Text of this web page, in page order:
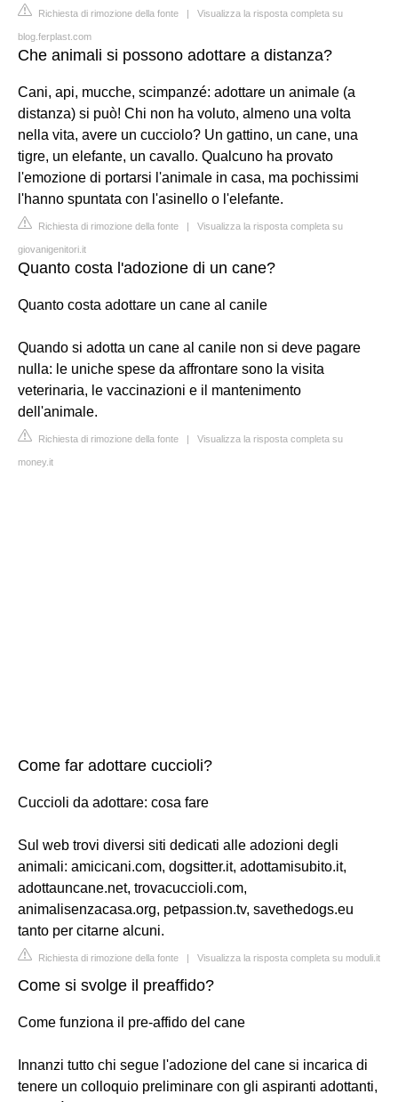
Richiesta di rimozione della fonte | Visualizza la risposta completa su
blog.ferplast.com
Che animali si possono adottare a distanza?
Cani, api, mucche, scimpanzé: adottare un animale (a
distanza) si può! Chi non ha voluto, almeno una volta
nella vita, avere un cucciolo? Un gattino, un cane, una
tigre, un elefante, un cavallo. Qualcuno ha provato
l'emozione di portarsi l'animale in casa, ma pochissimi
l'hanno spuntata con l'asinello o l'elefante.
Richiesta di rimozione della fonte | Visualizza la risposta completa su
giovanigenitori.it
Quanto costa l'adozione di un cane?
Quanto costa adottare un cane al canile
Quando si adotta un cane al canile non si deve pagare
nulla: le uniche spese da affrontare sono la visita
veterinaria, le vaccinazioni e il mantenimento
dell'animale.
Richiesta di rimozione della fonte | Visualizza la risposta completa su
money.it
Come far adottare cuccioli?
Cuccioli da adottare: cosa fare
Sul web trovi diversi siti dedicati alle adozioni degli
animali: amicicani.com, dogsitter.it, adottamisubito.it,
adottauncane.net, trovacuccioli.com,
animalisenzacasa.org, petpassion.tv, savethedogs.eu
tanto per citarne alcuni.
Richiesta di rimozione della fonte | Visualizza la risposta completa su moduli.it
Come si svolge il preaffido?
Come funziona il pre-affido del cane
Innanzi tutto chi segue l'adozione del cane si incarica di
tenere un colloquio preliminare con gli aspiranti adottanti,